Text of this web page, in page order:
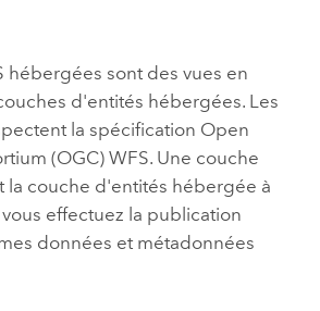
hébergées sont des vues en
d'entités hébergées. Les
la spécification Open
(OGC)WFS. Une couche
la couche d'entités hébergée à
effectuez la publication
données et métadonnées